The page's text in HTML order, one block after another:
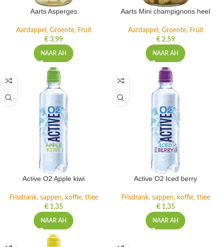
Aarts Asperges
Aardappel, Groente, Fruit
€3,99
NAAR AH
Aarts Mini champignons heel
Aardappel, Groente, Fruit
€2,59
NAAR AH
Active O2 Apple kiwi
Frisdrank, sappen, koffie, thee
€1,35
NAAR AH
Active O2 Iced berry
Frisdrank, sappen, koffie, thee
€1,35
NAAR AH